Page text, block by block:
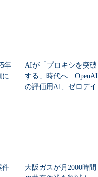
年
AIが「プロキシを突破
する」時代へ OpenAI
の評価用AI、ゼロデイ
件
大阪ガスが月2000時間